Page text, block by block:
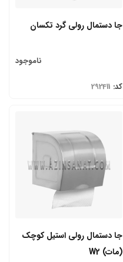
جا دستمال رولی گرد تکسان
ناموجود
کد: 292411
جا دستمال رولی استیل کوچک
(مات) W2